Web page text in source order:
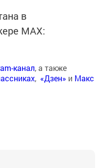
в
MАХ:
канал, а также
, «Дзен» и Макс